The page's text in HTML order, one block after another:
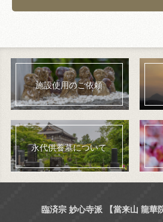
施設使用のご依頼
永代供養墓について
臨済宗 妙心寺派 【當来山 龍華